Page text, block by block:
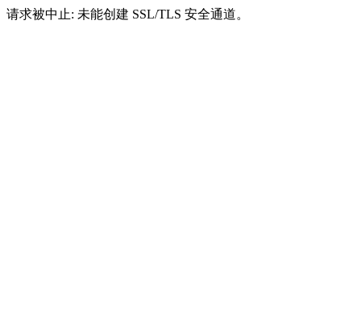
请求被中止: 未能创建 SSL/TLS 安全通道。